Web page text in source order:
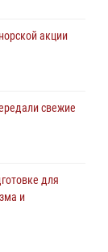
акции
свежие
для
и